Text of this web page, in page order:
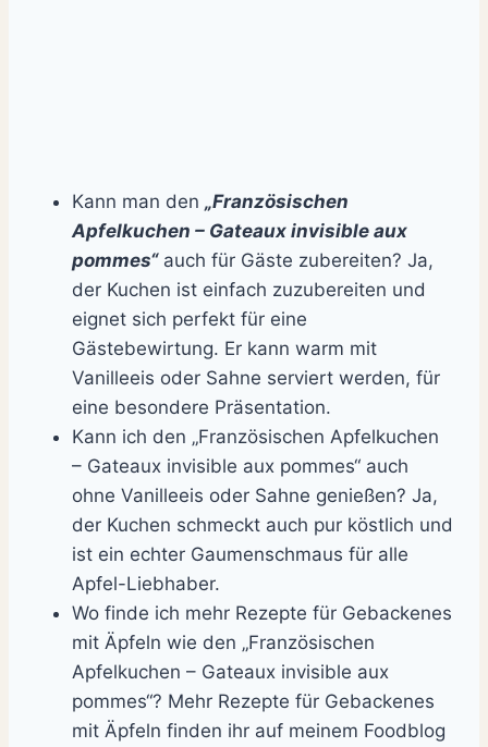
Kann man den „Französischen
Apfelkuchen – Gateaux invisible aux
pommes“auch für Gäste zubereiten? Ja,
der Kuchen ist einfach zuzubereiten und
eignet sich perfekt für eine
Gästebewirtung. Er kann warm mit
Vanilleeis oder Sahne serviert werden, für
eine besondere Präsentation.
Kann ich den „Französischen Apfelkuchen
– Gateaux invisible aux pommes“ auch
ohne Vanilleeis oder Sahne genießen? Ja,
der Kuchen schmeckt auch pur köstlich und
ist ein echter Gaumenschmaus für alle
Apfel-Liebhaber.
Wo finde ich mehr Rezepte für Gebackenes
mit Äpfeln wie den „Französischen
Apfelkuchen – Gateaux invisible aux
pommes“? Mehr Rezepte für Gebackenes
mit Äpfeln finden ihr auf meinem Foodblog